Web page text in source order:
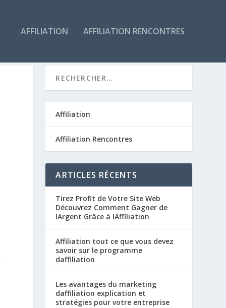
AFFILIATION AFFILIATION RENCONTRES
Affiliation
Affiliation Rencontres
ARTICLES RÉCENTS
Tirez Profit de Votre Site Web
Découvrez Comment Gagner de
lArgent Grâce à lAffiliation
Affiliation tout ce que vous devez
savoir sur le programme
daffiliation
Les avantages du marketing
daffiliation explication et
stratégies pour votre entreprise